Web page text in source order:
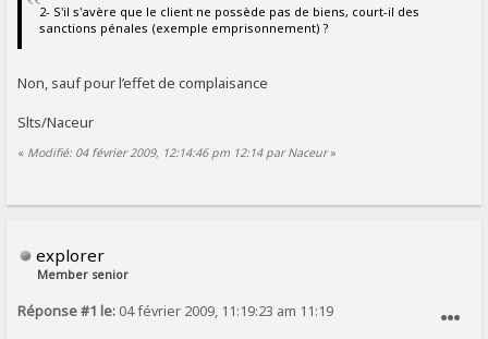
2- S'il s'avère que le client ne possède pas de biens, court-il des
sanctions pénales (exemple emprisonnement) ?
Non, sauf pour l’effet de complaisance
Slts/Naceur
« Modifié: 04 février 2009, 12:14:46 pm 12:14 par Naceur»
explorer
Member senior
Réponse #1 le: 04 février 2009, 11:19:23 am 11:19